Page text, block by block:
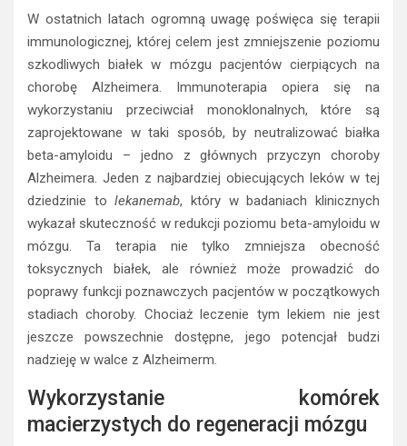
W ostatnich latach ogromną uwagę poświęca się terapii
immunologicznej, której celem jest zmniejszenie poziomu
szkodliwych białek w mózgu pacjentów cierpiących na
chorobę Alzheimera. Immunoterapia opiera się na
wykorzystaniu przeciwciał monoklonalnych, które są
zaprojektowane w taki sposób, by neutralizować białka
beta-amyloidu – jedno z głównych przyczyn choroby
Alzheimera. Jeden z najbardziej obiecujących leków w tej
dziedzinie tolekanemab, który w badaniach klinicznych
wykazał skuteczność w redukcji poziomu beta-amyloidu w
mózgu. Ta terapia nie tylko zmniejsza obecność
toksycznych białek, ale również może prowadzić do
poprawy funkcji poznawczych pacjentów w początkowych
stadiach choroby. Chociaż leczenie tym lekiem nie jest
jeszcze powszechnie dostępne, jego potencjał budzi
nadzieję w walce z Alzheimerm.
Wykorzystanie komórek
macierzystych do regeneracji mózgu